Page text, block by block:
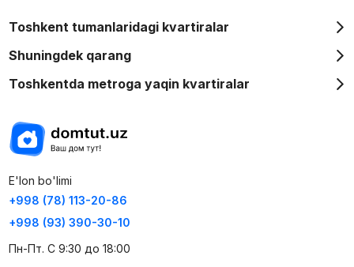
Toshkent tumanlaridagi kvartiralar
Shuningdek qarang
Toshkentda metroga yaqin kvartiralar
E'lon bo'limi
+998 (78) 113-20-86
+998 (93) 390-30-10
Пн-Пт. С 9:30 до 18:00